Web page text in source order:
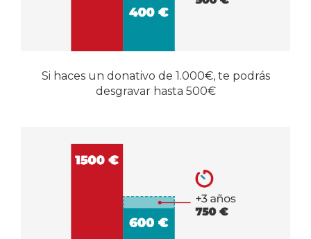
Si haces un donativo de 1.000€, te podrás
desgravar hasta 500€